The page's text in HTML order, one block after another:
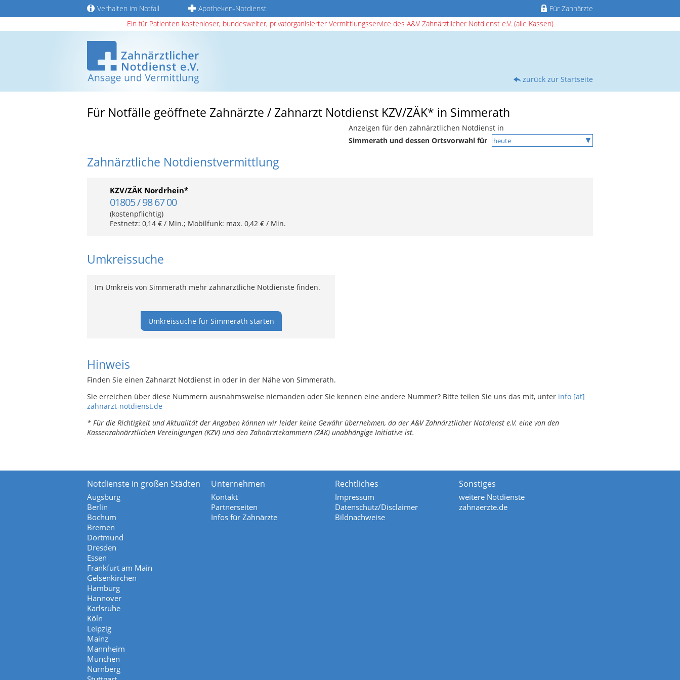
Verhalten im Notfall Apotheken-Notdienst
Für Zahnärzte
Ein für Patienten kostenloser, bundesweiter, privatorganisierter Vermittlungsservice des A&V Zahnärztlicher Notdienst e.V. (alle Kassen)
zurück zur Startseite
Für Notfälle geöffnete Zahnärzte / Zahnarzt Notdienst KZV/ZÄK* in Simmerath
Anzeigen für den zahnärztlichen Notdienst in
Simmerath und dessen Ortsvorwahl für
Zahnärztliche Notdienstvermittlung
KZV/ZÄK Nordrhein*
01805 / 98 67 00
(kostenpflichtig)
Festnetz: 0,14 € / Min.; Mobilfunk: max. 0,42 € / Min.
Umkreissuche
Im Umkreis von Simmerath mehr zahnärztliche Notdienste finden.
Umkreissuche für Simmerath starten
Hinweis
Finden Sie einen Zahnarzt Notdienst in oder in der Nähe von Simmerath.
Sie erreichen über diese Nummern ausnahmsweise niemanden oder Sie kennen eine andere Nummer? Bitte teilen Sie uns das mit, unter info [at]
zahnarzt-notdienst.de
* Für die Richtigkeit und Aktualität der Angaben können wir leider keine Gewähr übernehmen, da der A&V Zahnärztlicher Notdienst e.V. eine von den
Kassenzahnärztlichen Vereinigungen (KZV) und den Zahnärztekammern (ZÄK) unabhängige Initiative ist.
Notdienste in großen Städten
Augsburg
Berlin
Bochum
Bremen
Dortmund
Dresden
Essen
Frankfurt am Main
Gelsenkirchen
Hamburg
Hannover
Karlsruhe
Köln
Leipzig
Mainz
Mannheim
München
Nürnberg
Unternehmen
Kontakt
Partnerseiten
Infos für Zahnärzte
Rechtliches
Impressum
Datenschutz/Disclaimer
Bildnachweise
Sonstiges
weitere Notdienste
zahnaerzte.de